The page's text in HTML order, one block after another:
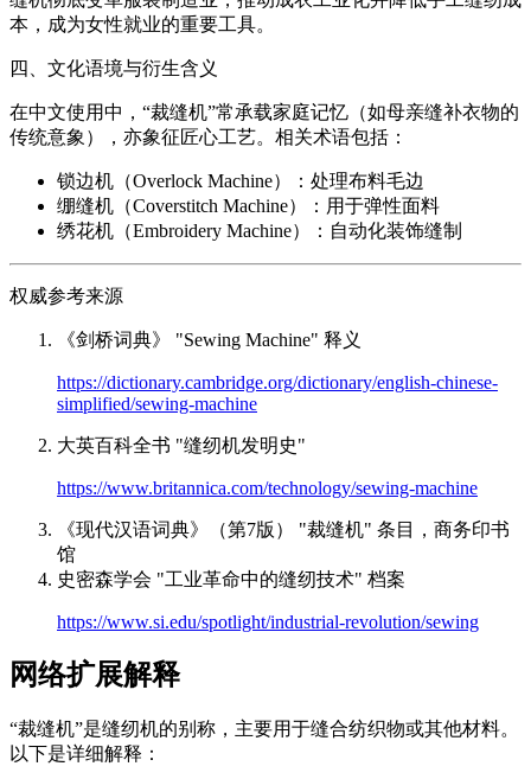
本，成为女性就业的重要工具。
四、文化语境与衍生含义
在中文使用中，“裁缝机”常承载家庭记忆（如母亲缝补衣物的
传统意象），亦象征匠心工艺。相关术语包括：
锁边机（Overlock Machine）：处理布料毛边
绷缝机（Coverstitch Machine）：用于弹性面料
绣花机（Embroidery Machine）：自动化装饰缝制
权威参考来源
《剑桥词典》 "Sewing Machine" 释义
https://dictionary.cambridge.org/dictionary/english-chinese-
simplified/sewing-machine
大英百科全书 "缝纫机发明史"
https://www.britannica.com/technology/sewing-machine
《现代汉语词典》（第7版） "裁缝机" 条目，商务印书
馆
史密森学会 "工业革命中的缝纫技术" 档案
https://www.si.edu/spotlight/industrial-revolution/sewing
网络扩展解释
“裁缝机”是缝纫机的别称，主要用于缝合纺织物或其他材料。
以下是详细解释：